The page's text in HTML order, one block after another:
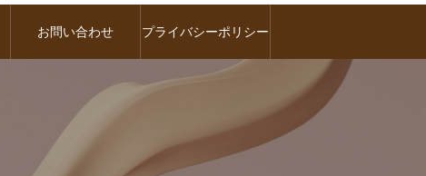
お問い合わせ プライバシーポリシー